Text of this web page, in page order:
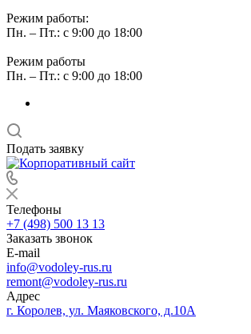
Режим работы:
Пн. – Пт.: с 9:00 до 18:00
Режим работы
Пн. – Пт.: с 9:00 до 18:00
Подать заявку
Телефоны
+7 (498) 500 13 13
Заказать звонок
E-mail
info@vodoley-rus.ru
remont@vodoley-rus.ru
Адрес
г. Королев, ул. Маяковского, д.10А